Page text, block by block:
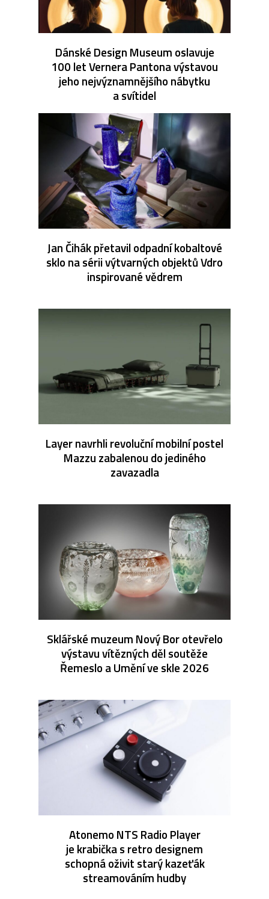
Dánské Design Museum oslavuje
100 let Vernera Pantona výstavou
jeho nejvýznamnějšího nábytku
a svítidel
Jan Čihák přetavil odpadní kobaltové
sklo na sérii výtvarných objektů Vdro
inspirované vědrem
Layer navrhli revoluční mobilní postel
Mazzu zabalenou do jediného
zavazadla
Sklářské muzeum Nový Bor otevřelo
výstavu vítězných děl soutěže
Řemeslo a Umění ve skle 2026
Atonemo NTS Radio Player
je krabička s retro designem
schopná oživit starý kazeťák
streamováním hudby